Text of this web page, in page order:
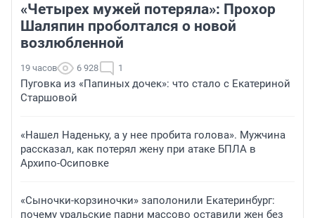
«Четырех мужей потеряла»: Прохор
Шаляпин проболтался о новой
возлюбленной
19 часов 6 928 1
Пуговка из «Папиных дочек»: что стало с Екатериной
Старшовой
«Нашел Наденьку, а у нее пробита голова». Мужчина
рассказал, как потерял жену при атаке БПЛА в
Архипо-Осиповке
«Сыночки-корзиночки» заполонили Екатеринбург:
почему уральские парни массово оставили жен без